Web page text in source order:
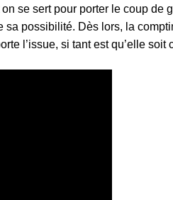
se sert pour porter le coup de
sa possibilité. Dès lors, la
l’issue, si tant est qu’elle soit